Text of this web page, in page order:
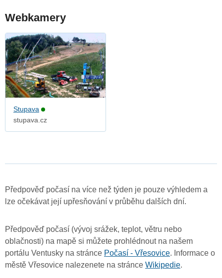
Webkamery
Stupava
stupava.cz
Předpověď počasí na více než týden je pouze výhledem a
lze očekávat její upřesňování v průběhu dalších dní.
Předpověď počasí (vývoj srážek, teplot, větru nebo
oblačnosti) na mapě si můžete prohlédnout na našem
portálu Ventusky na stránce Počasí - Vřesovice. Informace o
městě Vřesovice nalezenete na stránce Wikipedie.